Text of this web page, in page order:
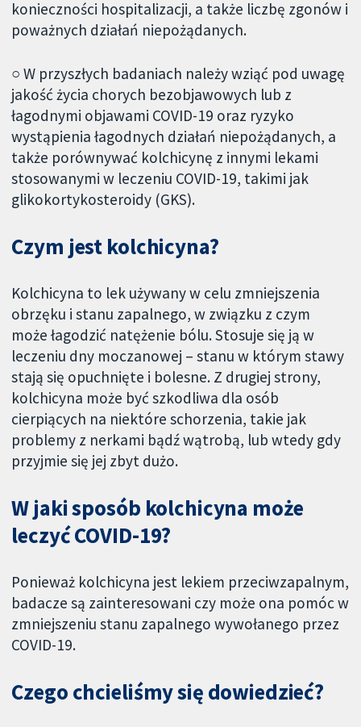
konieczności hospitalizacji, a także liczbę zgonów i
poważnych działań niepożądanych.
○ W przyszłych badaniach należy wziąć pod uwagę
jakość życia chorych bezobjawowych lub z
łagodnymi objawami COVID-19 oraz ryzyko
wystąpienia łagodnych działań niepożądanych, a
także porównywać kolchicynę z innymi lekami
stosowanymi w leczeniu COVID-19, takimi jak
glikokortykosteroidy (GKS).
Czym jest kolchicyna?
Kolchicyna to lek używany w celu zmniejszenia
obrzęku i stanu zapalnego, w związku z czym
może łagodzić natężenie bólu. Stosuje się ją w
leczeniu dny moczanowej – stanu w którym stawy
stają się opuchnięte i bolesne. Z drugiej strony,
kolchicyna może być szkodliwa dla osób
cierpiących na niektóre schorzenia, takie jak
problemy z nerkami bądź wątrobą, lub wtedy gdy
przyjmie się jej zbyt dużo.
W jaki sposób kolchicyna może
leczyć COVID-19?
Ponieważ kolchicyna jest lekiem przeciwzapalnym,
badacze są zainteresowani czy może ona pomóc w
zmniejszeniu stanu zapalnego wywołanego przez
COVID-19.
Czego chcieliśmy się dowiedzieć?